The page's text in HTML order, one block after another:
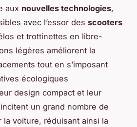
aux nouvelles technologies,
avec l’essor des scooters
et trottinettes en libre-
légères améliorent la
tout en s’imposant
écologiques
design compact et leur
un grand nombre de
la voiture, réduisant ainsi la